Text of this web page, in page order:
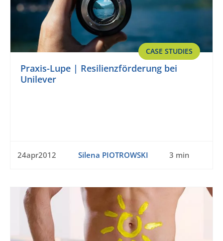
CASE STUDIES
Praxis-Lupe | Resilienzförderung bei
Unilever
24apr2012 Silena PIOTROWSKI 3 min